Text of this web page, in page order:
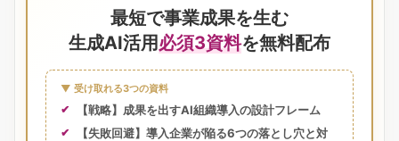
最短で事業成果を生む
生成AI活用必須3資料を無料配布
▼ 受け取れる3つの資料
【戦略】成果を出すAI組織導入の設計フレーム
【失敗回避】導入企業が陥る6つの落とし穴と対